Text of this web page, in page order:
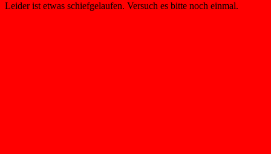
Leider ist etwas schiefgelaufen. Versuch es bitte noch einmal.